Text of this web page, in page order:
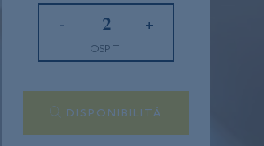
- +
OSPITI
DISPONIBILITÀ